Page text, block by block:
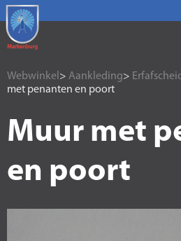
Webwinkel > Aankleding>
met penanten en poort
Muur met
en poort